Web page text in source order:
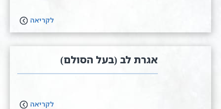
לקריאה
אגרת לב (בעל הסולם)
לקריאה